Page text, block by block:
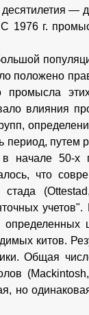
—
1976 г.
положено
промысла
влияния
путем
в начале 50-х
что
китов.
Общая
но